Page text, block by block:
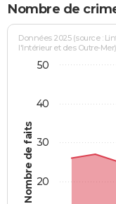
Bricolage
Lifestyle
Culture
Sport
Auto
Television
Voyage
Cinema
Nombre de
Nombre de faits
Données 2025 (source :
l'Intérieur et des Outre-Mer)
20
30
40
50